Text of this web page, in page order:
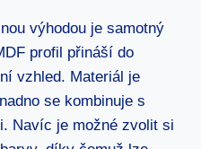
výhodou je samotný
profil přináší do
vzhled. Materiál je
se kombinuje s
Navíc je možné zvolit si